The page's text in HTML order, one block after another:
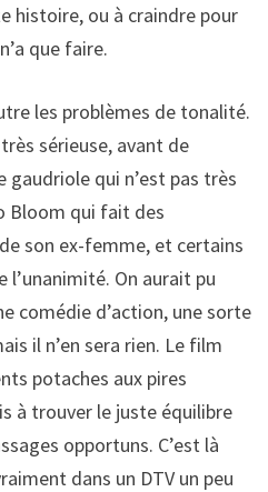
histoire, ou à craindre pour
que faire.
les problèmes de tonalité.
sérieuse, avant de
gaudriole qui n’est pas très
Bloom qui fait des
son ex-femme, et certains
l’unanimité. On aurait pu
comédie d’action, une sorte
il n’en sera rien. Le film
potaches aux pires
à trouver le juste équilibre
opportuns. C’est là
dans un DTV un peu